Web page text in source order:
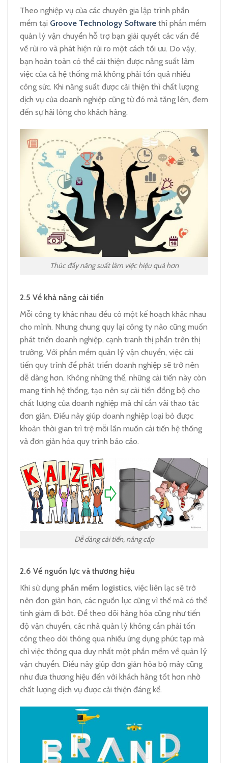
Theo nghiệp vụ của các chuyên gia lập trình phần
mềm tại Groove Technology Software thì phần mềm
quản lý vận chuyển hỗ trợ bạn giải quyết các vấn đề
về rủi ro và phát hiện rủi ro một cách tối ưu. Do vậy,
bạn hoàn toàn có thể cải thiện được năng suất làm
việc của cả hệ thống mà không phải tốn quá nhiều
công sức. Khi năng suất được cải thiện thì chất lượng
dịch vụ của doanh nghiệp cũng từ đó mà tăng lên, đem
đến sự hài lòng cho khách hàng.
Thúc đẩy năng suất làm việc hiệu quả hơn
2.5 Về khả năng cải tiến
Mỗi công ty khác nhau đều có một kế hoạch khác nhau
cho mình. Nhưng chung quy lại công ty nào cũng muốn
phát triển doanh nghiệp, cạnh tranh thị phần trên thị
trường. Với phần mềm quản lý vận chuyển, việc cải
tiến quy trình để phát triển doanh nghiệp sẽ trở nên
dễ dàng hơn. Không những thế, những cải tiến này còn
mang tính hệ thống, tạo nên sự cải tiến đồng bộ cho
chất lượng của doanh nghiệp mà chỉ cần vài thao tác
đơn giản. Điều này giúp doanh nghiệp loại bỏ được
khoản thời gian trì trệ mỗi lần muốn cải tiến hệ thống
và đơn giản hóa quy trình báo cáo.
Dễ dàng cải tiến, nâng cấp
2.6 Về nguồn lực và thương hiệu
Khi sử dụng phần mềm logistics, việc liên lạc sẽ trở
nên đơn giản hơn, các nguồn lực cũng vì thế mà có thể
tinh giảm đi bớt. Để theo dõi hàng hóa cũng như tiến
độ vận chuyển, các nhà quản lý không cần phải tốn
công theo dõi thông qua nhiều ứng dụng phức tạp mà
chỉ việc thông qua duy nhất một phần mềm về quản lý
vận chuyển. Điều này giúp đơn giản hóa bộ máy cũng
như đưa thương hiệu đến với khách hàng tốt hơn nhờ
chất lượng dịch vụ được cải thiện đáng kể.